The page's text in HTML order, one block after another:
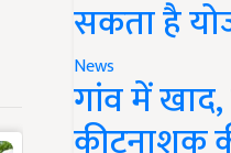
सकता है
News
गांव में